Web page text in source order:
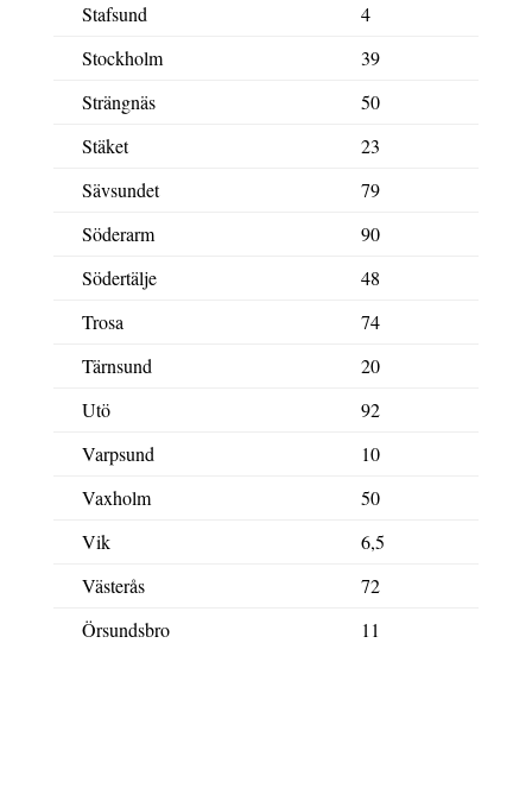
Stafsund
4
Stockholm
39
Strängnäs
50
Stäket
23
Sävsundet
79
Söderarm
90
Södertälje
48
Trosa
74
Tärnsund
20
Utö
92
Varpsund
10
Vaxholm
50
Vik
6,5
Västerås
72
Örsundsbro
11